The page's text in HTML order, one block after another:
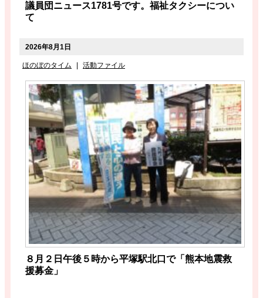
議員団ニュース1781号です。福祉タクシーについ
て
2026年8月1日
ほのぼのタイム 活動ファイル
８月２日午後５時から平塚駅北口で「熊本地震救
援募金」